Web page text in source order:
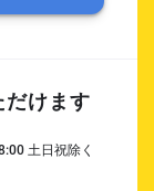
だけます